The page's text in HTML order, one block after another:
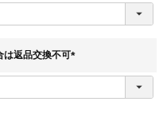
は返品交換不可
須